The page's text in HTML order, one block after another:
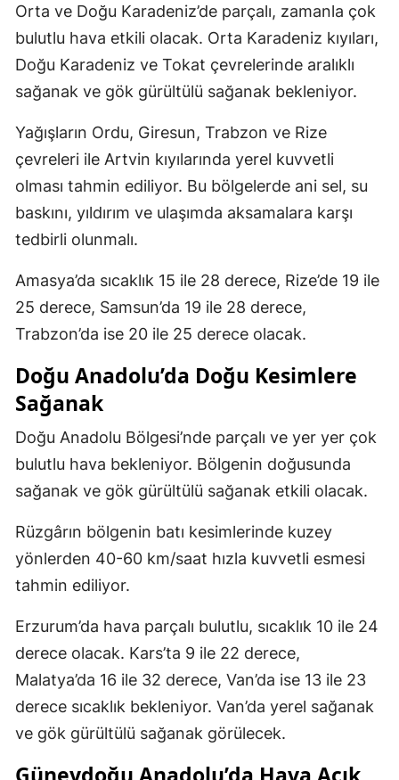
Orta ve Doğu Karadeniz’de parçalı, zamanla çok
bulutlu hava etkili olacak. Orta Karadeniz kıyıları,
Doğu Karadeniz ve Tokat çevrelerinde aralıklı
sağanak ve gök gürültülü sağanak bekleniyor.
Yağışların Ordu, Giresun, Trabzon ve Rize
çevreleri ile Artvin kıyılarında yerel kuvvetli
olması tahmin ediliyor. Bu bölgelerde ani sel, su
baskını, yıldırım ve ulaşımda aksamalara karşı
tedbirli olunmalı.
Amasya’da sıcaklık 15 ile 28 derece, Rize’de 19 ile
25 derece, Samsun’da 19 ile 28 derece,
Trabzon’da ise 20 ile 25 derece olacak.
Doğu Anadolu’da Doğu Kesimlere
Sağanak
Doğu Anadolu Bölgesi’nde parçalı ve yer yer çok
bulutlu hava bekleniyor. Bölgenin doğusunda
sağanak ve gök gürültülü sağanak etkili olacak.
Rüzgârın bölgenin batı kesimlerinde kuzey
yönlerden 40-60 km/saat hızla kuvvetli esmesi
tahmin ediliyor.
Erzurum’da hava parçalı bulutlu, sıcaklık 10 ile 24
derece olacak. Kars’ta 9 ile 22 derece,
Malatya’da 16 ile 32 derece, Van’da ise 13 ile 23
derece sıcaklık bekleniyor. Van’da yerel sağanak
ve gök gürültülü sağanak görülecek.